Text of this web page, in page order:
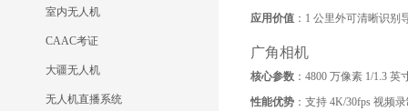
室内无人机
CAAC考证
大疆无人机
无人机直播系统
应用价值 ：1 公里外可清晰识
广角相机
核心参数 ：4800 万像素 1/1.3
性能优势 ：支持 4K/30fps 视频